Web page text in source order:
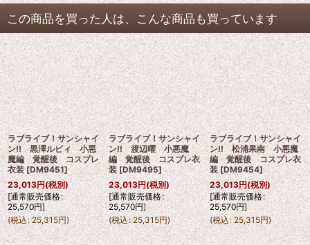
この商品を買った人は、こんな商品も買っています
ラブライブ！サンシャイ
ン!! 黒澤ルビィ 小悪
魔編 覚醒後 コスプレ
衣装 [DM9451]
23,013円(税別)
[通常販売価格:
25,570円]
(税込: 25,315円)
ラブライブ！サンシャイ
ン!! 渡辺曜 小悪魔
編 覚醒後 コスプレ衣
装 [DM9495]
23,013円(税別)
[通常販売価格:
25,570円]
(税込: 25,315円)
ラブライブ！サンシャイ
ン!! 松浦果南 小悪魔
編 覚醒後 コスプレ衣
装 [DM9454]
23,013円(税別)
[通常販売価格:
25,570円]
(税込: 25,315円)